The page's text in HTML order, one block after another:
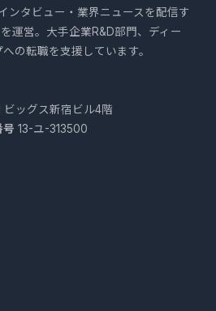
ンタビュー・業界ニュースを配信す
運営。大手企業R&D部門、ディー
の転職を支援しています。
ッグス新宿ビル4階
号 13-ユ-313500